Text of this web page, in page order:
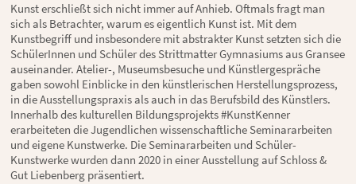
Kunst erschließt sich nicht immer auf Anhieb. Oftmals fragt man
sich als Betrachter, warum es eigentlich Kunst ist. Mit dem
Kunstbegriff und insbesondere mit abstrakter Kunst setzten sich die
SchülerInnen und Schüler des Strittmatter Gymnasiums aus Gransee
auseinander. Atelier-, Museumsbesuche und Künstlergespräche
gaben sowohl Einblicke in den künstlerischen Herstellungsprozess,
in die Ausstellungspraxis als auch in das Berufsbild des Künstlers.
Innerhalb des kulturellen Bildungsprojekts #KunstKenner
erarbeiteten die Jugendlichen wissenschaftliche Seminararbeiten
und eigene Kunstwerke. Die Seminararbeiten und Schüler-
Kunstwerke wurden dann 2020 in einer Ausstellung auf Schloss &
Gut Liebenberg präsentiert.